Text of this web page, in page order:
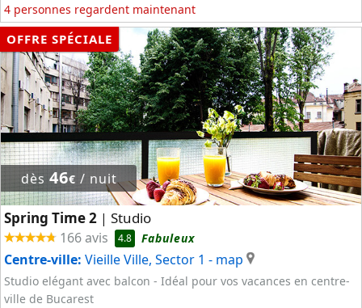
4 personnes regardent maintenant
OFFRE SPÉCIALE
dès 46€ / nuit
Spring Time 2 | Studio
166 avis 4.8 Fabuleux
Centre-ville: Vieille Ville, Sector 1 - map
Studio elégant avec balcon - Idéal pour vos vacances en centre-
ville de Bucarest